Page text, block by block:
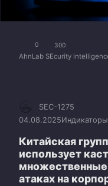
0 300
AhnLab SEcurity
SEC-1275
04.08.2025
Китайская
использует
атаках на